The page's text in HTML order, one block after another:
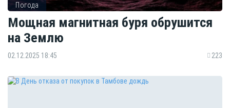
Погода
Мощная магнитная буря обрушится
на Землю
02.12.2025 18:45 223